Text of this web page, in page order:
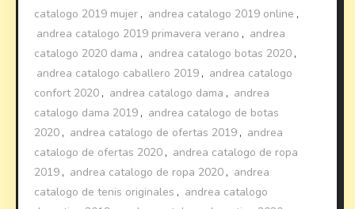
catalogo 2019 mujer , andrea catalogo 2019 online ,
andrea catalogo 2019 primavera verano , andrea
catalogo 2020 dama , andrea catalogo botas 2020 ,
andrea catalogo caballero 2019 , andrea catalogo
confort 2020 , andrea catalogo dama , andrea
catalogo dama 2019 , andrea catalogo de botas
2020 , andrea catalogo de ofertas 2019 , andrea
catalogo de ofertas 2020 , andrea catalogo de ropa
2019 , andrea catalogo de ropa 2020 , andrea
catalogo de tenis originales , andrea catalogo